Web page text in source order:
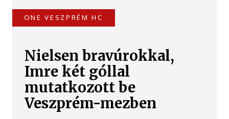
ONE VESZPRÉM HC
Nielsen bravúrokkal,
Imre két góllal
mutatkozott be
Veszprém-mezben